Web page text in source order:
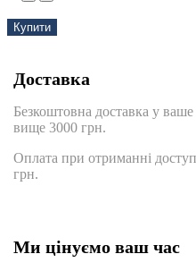
Купити
Доставка
Безкоштовна доставка у ваше
вище 3000 грн.
Оплата при отриманні
грн.
Ми цінуємо ваш час